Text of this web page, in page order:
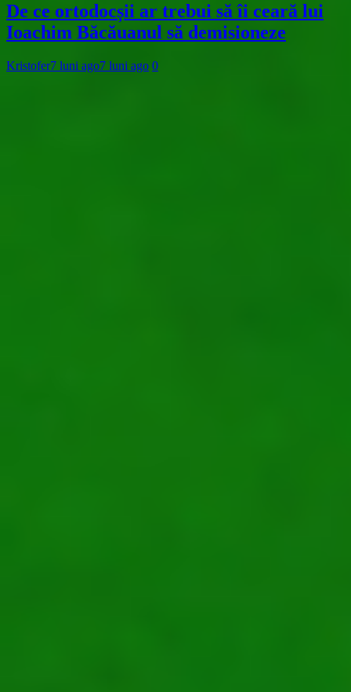
De ce ortodocșii ar trebui să îi ceară lui
Ioachim Băcăuanul să demisioneze
Kristofer7 luni ago7 luni ago 0